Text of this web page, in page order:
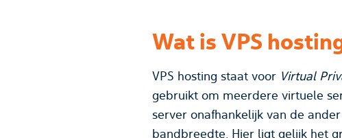
Wat is VPS
VPS hosting staat voor Virtual
gebruikt om meerdere virtuele servers op
server onafhankelijk van de ander en
bandbreedte. Hier ligt gelijk het